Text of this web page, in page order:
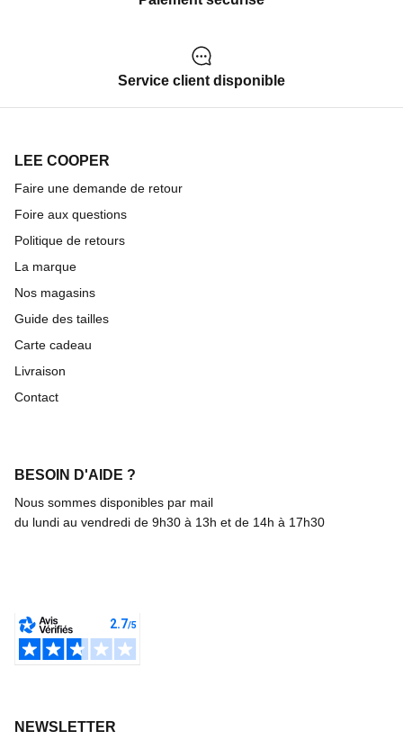
Service client disponible
LEE COOPER
Faire une demande de retour
Foire aux questions
Politique de retours
La marque
Nos magasins
Guide des tailles
Carte cadeau
Livraison
Contact
BESOIN D'AIDE ?
Nous sommes disponibles par mail
du lundi au vendredi de 9h30 à 13h et de 14h à 17h30
NEWSLETTER